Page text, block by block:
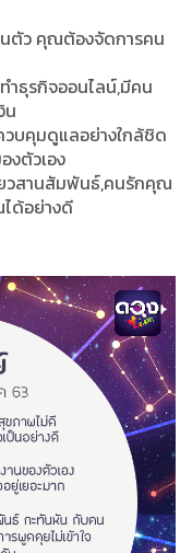
นตัว คุณต้องจัดการคน
ำธุรกิจออนไลน์,มีคน
น
วบคุมดูแลอย่างใกล้ชิด
งตัวเอง
วสานสัมพันธ์,คนรักคุณ
ด้อย่างดี